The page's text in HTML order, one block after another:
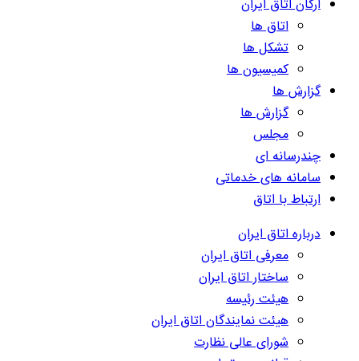
ارکان اتاق ایران
اتاق ها
تشکل ها
کمیسیون ها
گزارش ها
گزارش ها
مجلس
چندرسانه ای
سامانه های خدماتی
ارتباط با اتاق
درباره اتاق ایران
معرفی اتاق ایران
ساختار اتاق ایران
هیئت رئیسه
هیئت نمایندگان اتاق ایران
شورای عالی نظارت